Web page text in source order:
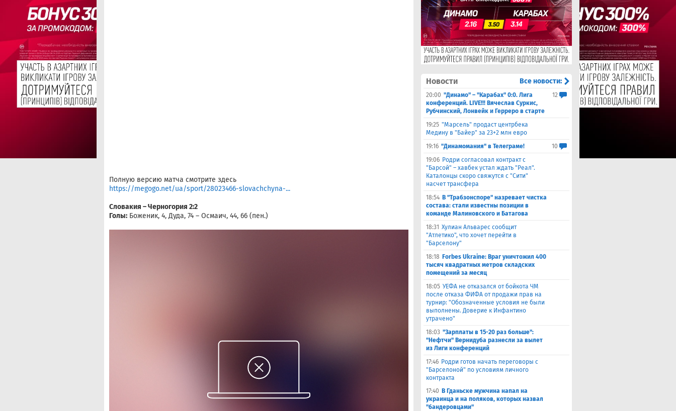
Полную версию матча смотрите здесь
https://megogo.net/ua/sport/28023466-slovachchyna-...
Словакия – Черногория 2:2
Голы: Боженик, 4, Дуда, 74 – Осмаич, 44, 66 (пен.)
Новости Все новости:
20:00 "Динамо" – "Карабах" 0:0. Лига
конференций. LIVE!!! Вячеслав Суркис,
Рубчинский, Лонвейк и Герреро в старте
12
19:25 "Марсель" продаст центрбека
Медину в "Байер" за 23+2 млн евро
19:16 "Динамомания" в Телеграме!
10
19:06 Родри согласовал контракт с
"Барсой" – хавбек устал ждать "Реал".
Каталонцы скоро свяжутся с "Сити"
насчет трансфера
18:54 В "Трабзонспоре" назревает чистка
состава: стали известны позиции в
команде Малиновского и Батагова
18:31 Хулиан Альварес сообщит
"Атлетико", что хочет перейти в
"Барселону"
18:18 Forbes Ukraine: Враг уничтожил 400
тысяч квадратных метров складских
помещений за месяц
18:05 УЕФА не отказался от бойкота ЧМ
после отказа ФИФА от продажи прав на
турнир: "Обозначенные условия не были
выполнены. Доверие к Инфантино
утрачено"
18:03 "Зарплаты в 15-20 раз больше":
"Нефтчи" Вернидуба разнесли за вылет
из Лиги конференций
17:46 Родри готов начать переговоры с
"Барселоной" по условиям личного
контракта
17:40 В Гданьске мужчина напал на
украинца и на поляков, которых назвал
"бандеровцами"